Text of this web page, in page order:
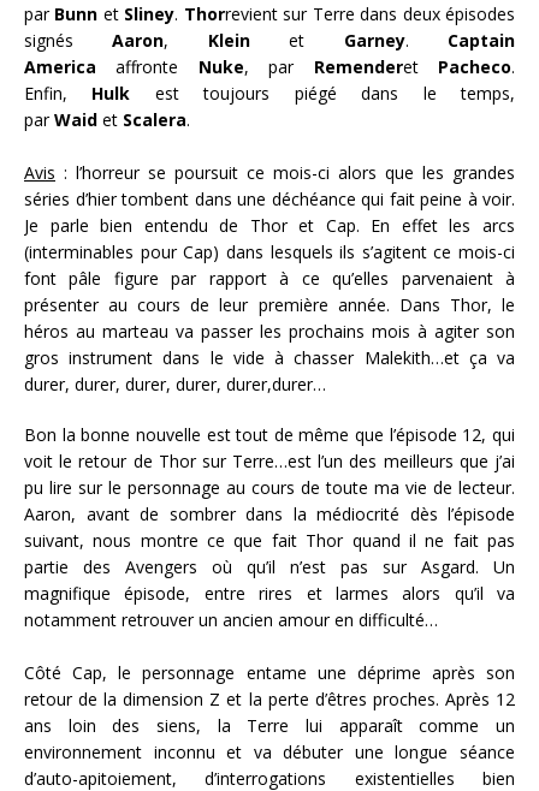
par Bunn et Sliney. Thorrevient sur Terre dans deux épisodes
signésAaron, Kleinet Garney. Captain
America affronte Nuke, par Remenderet Pacheco.
Enfin, Hulk est toujours piégé dans le temps,
parWaid et Scalera.
Avis : l’horreur se poursuit ce mois-ci alors que les grandes
séries d’hier tombent dans une déchéance qui fait peine à voir.
Je parle bien entendu de Thor et Cap. En effet les arcs
(interminables pour Cap) dans lesquels ils s’agitent ce mois-ci
font pâle figure par rapport à ce qu’elles parvenaient à
présenter au cours de leur première année. Dans Thor, le
héros au marteau va passer les prochains mois à agiter son
gros instrument dans le vide à chasser Malekith…et ça va
durer, durer, durer, durer, durer,durer…
Bon la bonne nouvelle est tout de même que l’épisode 12, qui
voit le retour de Thor sur Terre…est l’un des meilleurs que j’ai
pu lire sur le personnage au cours de toute ma vie de lecteur.
Aaron, avant de sombrer dans la médiocrité dès l’épisode
suivant, nous montre ce que fait Thor quand il ne fait pas
partie des Avengers où qu’il n’est pas sur Asgard. Un
magnifique épisode, entre rires et larmes alors qu’il va
notamment retrouver un ancien amour en difficulté…
Côté Cap, le personnage entame une déprime après son
retour de la dimension Z et la perte d’êtres proches. Après 12
ans loin des siens, la Terre lui apparaît comme un
environnement inconnu et va débuter une longue séance
d’auto-apitoiement, d’interrogations existentielles bien